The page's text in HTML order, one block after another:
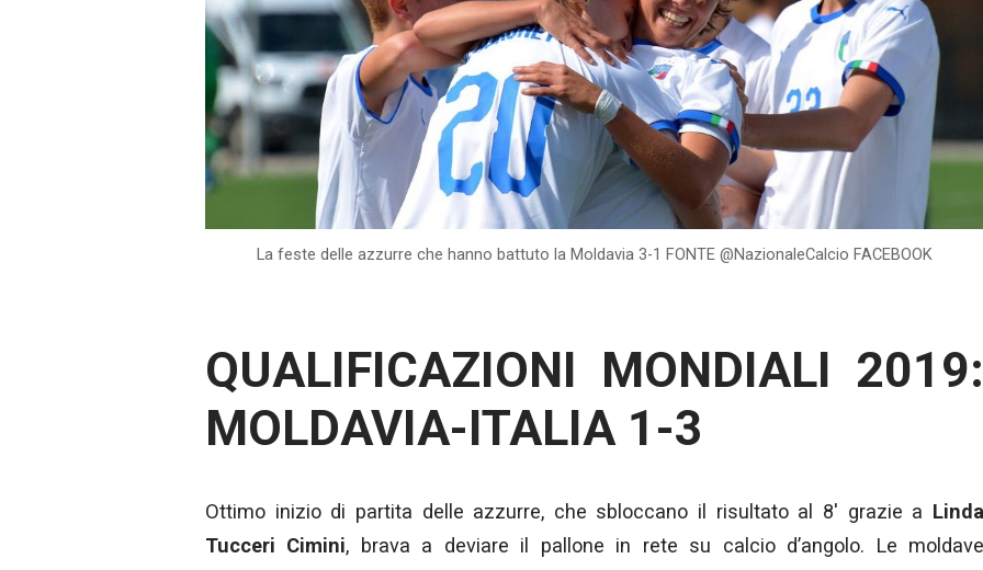
La feste delle azzurre che hanno battuto la Moldavia 3-1 FONTE @NazionaleCalcio FACEBOOK
QUALIFICAZIONI MONDIALI 2019:
MOLDAVIA-ITALIA 1-3
Ottimo inizio di partita delle azzurre, che sbloccano il risultato al 8′ grazie a
Tucceri Cimini, brava a deviare il pallone in rete su calcio d’angolo. Le